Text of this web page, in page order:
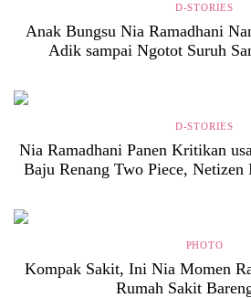
D-STORIES
Anak Bungsu Nia Ramadhani
Adik sampai Ngotot Suruh
D-STORIES
Nia Ramadhani Panen Kritikan
Baju Renang Two Piece,
PHOTO
Kompak Sakit, Ini Nia Momen
Rumah Sakit